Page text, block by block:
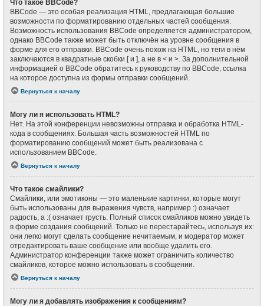
Что такое BBCode?
BBCode — это особая реализация HTML, предлагающая большие
возможности по форматированию отдельных частей сообщения.
Возможность использования BBCode определяется администратором,
однако BBCode также может быть отключён на уровне сообщения в
форме для его отправки. BBCode очень похож на HTML, но теги в нём
заключаются в квадратные скобки [ и ], а не в < и >. За дополнительной
информацией о BBCode обратитесь к руководству по BBCode, ссылка
на которое доступна из формы отправки сообщений.
Вернуться к началу
Могу ли я использовать HTML?
Нет. На этой конференции невозможны отправка и обработка HTML-
кода в сообщениях. Большая часть возможностей HTML по
форматированию сообщений может быть реализована с
использованием BBCode.
Вернуться к началу
Что такое смайлики?
Смайлики, или эмотиконы — это маленькие картинки, которые могут
быть использованы для выражения чувств, например :) означает
радость, а :( означает грусть. Полный список смайликов можно увидеть
в форме создания сообщений. Только не перестарайтесь, используя их:
они легко могут сделать сообщение нечитаемым, и модератор может
отредактировать ваше сообщение или вообще удалить его.
Администратор конференции также может ограничить количество
смайликов, которое можно использовать в сообщении.
Вернуться к началу
Могу ли я добавлять изображения к сообщениям?